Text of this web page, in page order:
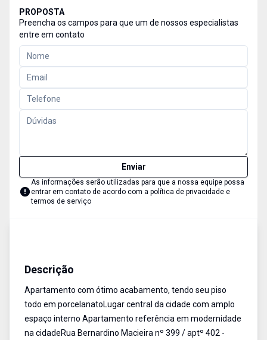
PROPOSTA
Preencha os campos para que um de nossos especialistas
entre em contato
Enviar
As informações serão utilizadas para que a nossa equipe possa
entrar em contato de acordo com a política de privacidade e
termos de serviço
Descrição
Apartamento com ótimo acabamento, tendo seu piso
todo em porcelanatoLugar central da cidade com amplo
espaço interno Apartamento referência em modernidade
na cidadeRua Bernardino Macieira nº 399 / aptº 402 -